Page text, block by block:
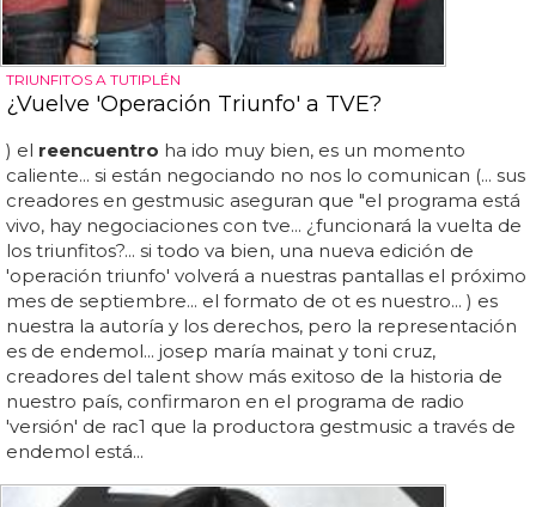
TRIUNFITOS A TUTIPLÉN
¿Vuelve 'Operación Triunfo' a TVE?
) el reencuentro ha ido muy bien, es un momento
caliente... si están negociando no nos lo comunican (... sus
creadores en gestmusic aseguran que "el programa está
vivo, hay negociaciones con tve... ¿funcionará la vuelta de
los triunfitos?... si todo va bien, una nueva edición de
'operación triunfo' volverá a nuestras pantallas el próximo
mes de septiembre... el formato de ot es nuestro... ) es
nuestra la autoría y los derechos, pero la representación
es de endemol... josep maría mainat y toni cruz,
creadores del talent show más exitoso de la historia de
nuestro país, confirmaron en el programa de radio
'versión' de rac1 que la productora gestmusic a través de
endemol está...